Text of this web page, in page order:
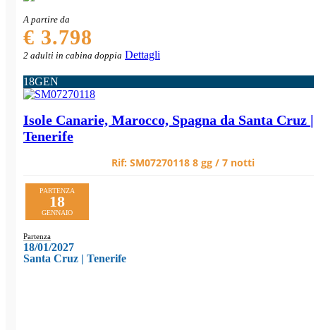
A partire da
€ 3.798
2 adulti in cabina doppia Dettagli
18GEN
Isole Canarie, Marocco, Spagna da Santa Cruz |
Tenerife
Rif: SM07270118 8 gg / 7 notti
PARTENZA
18
GENNAIO
Partenza
18/01/2027
Santa Cruz | Tenerife